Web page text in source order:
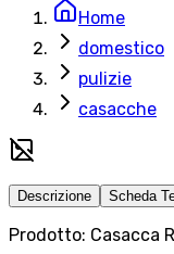
Home
domestico
pulizie
casacche
Descrizione Scheda
Prodotto: Casacca